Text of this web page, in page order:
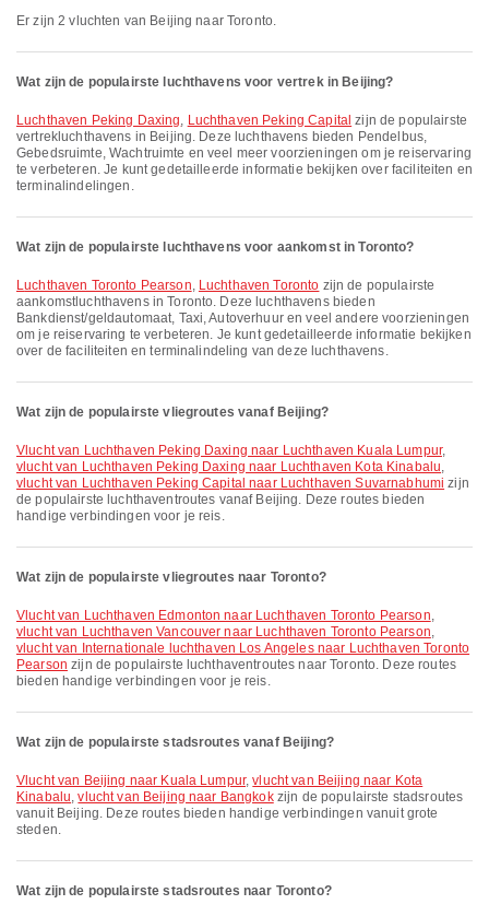
Er zijn 2 vluchten van Beijing naar Toronto.
Wat zijn de populairste luchthavens voor vertrek in Beijing?
Luchthaven Peking Daxing, Luchthaven Peking Capital zijn de populairste
vertrek­lucht­havens in Beijing. Deze luchthavens bieden Pendelbus,
Gebedsruimte, Wachtruimte en veel meer voorzieningen om je reiservaring
te verbeteren. Je kunt gedetailleerde informatie bekijken over faciliteiten en
terminalindelingen.
Wat zijn de populairste luchthavens voor aankomst in Toronto?
Luchthaven Toronto Pearson, Luchthaven Toronto zijn de populairste
aankomstluchthavens in Toronto. Deze luchthavens bieden
Bankdienst/geldautomaat, Taxi, Autoverhuur en veel andere voorzieningen
om je reiservaring te verbeteren. Je kunt gedetailleerde informatie bekijken
over de faciliteiten en terminalindeling van deze luchthavens.
Wat zijn de populairste vliegroutes vanaf Beijing?
vlucht van Luchthaven Peking Daxing naar Luchthaven Kuala Lumpur,
vlucht van Luchthaven Peking Daxing naar Luchthaven Kota Kinabalu,
vlucht van Luchthaven Peking Capital naar Luchthaven Suvarnabhumi zijn
de populairste luchthaventroutes vanaf Beijing. Deze routes bieden
handige verbindingen voor je reis.
Wat zijn de populairste vliegroutes naar Toronto?
vlucht van Luchthaven Edmonton naar Luchthaven Toronto Pearson,
vlucht van Luchthaven Vancouver naar Luchthaven Toronto Pearson,
vlucht van Internationale luchthaven Los Angeles naar Luchthaven Toronto
Pearson zijn de populairste luchthaventroutes naar Toronto. Deze routes
bieden handige verbindingen voor je reis.
Wat zijn de populairste stadsroutes vanaf Beijing?
vlucht van Beijing naar Kuala Lumpur,vlucht van Beijing naar Kota
Kinabalu,vlucht van Beijing naar Bangkokzijn de populairste stadsroutes
vanuit Beijing. Deze routes bieden handige verbindingen vanuit grote
steden.
Wat zijn de populairste stadsroutes naar Toronto?